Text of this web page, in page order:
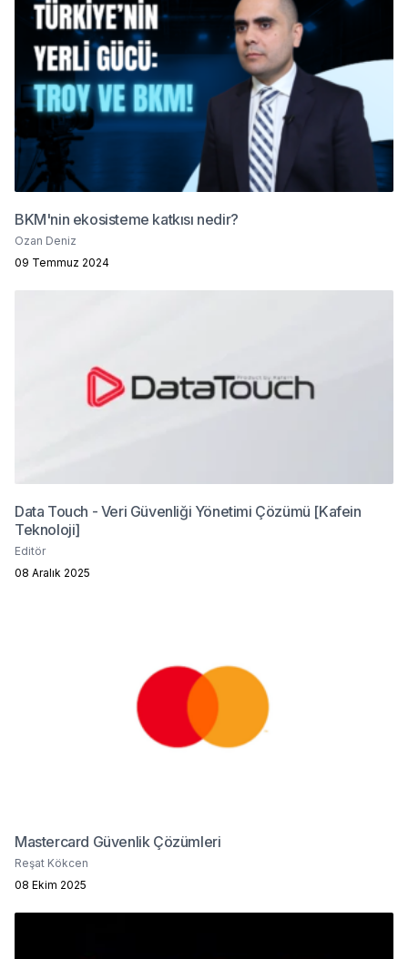
BKM'nin ekosisteme katkısı nedir?
Ozan Deniz
09 Temmuz 2024
Data Touch - Veri Güvenliği Yönetimi Çözümü [Kafein
Teknoloji]
Editör
08 Aralık 2025
Mastercard Güvenlik Çözümleri
Reşat Kökcen
08 Ekim 2025